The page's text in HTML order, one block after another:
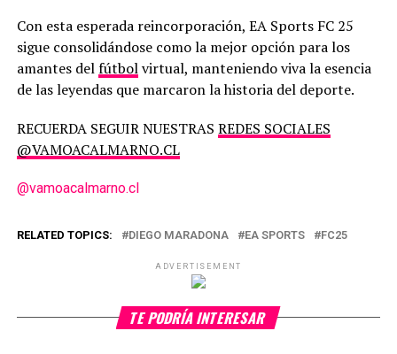
Con esta esperada reincorporación, EA Sports FC 25
sigue consolidándose como la mejor opción para los
amantes delfútbolvirtual, manteniendo viva la esencia
de las leyendas que marcaron la historia del deporte.
RECUERDA SEGUIR NUESTRAS REDES SOCIALES
@VAMOACALMARNO.CL
@vamoacalmarno.cl
RELATED TOPICS: DIEGO MARADONA EA SPORTS FC25
ADVERTISEMENT
TE PODRÍA INTERESAR